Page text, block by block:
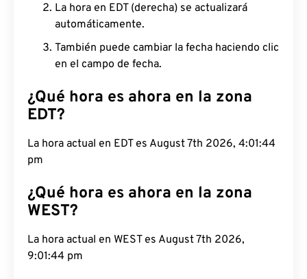
La hora en EDT (derecha) se actualizará
automáticamente.
También puede cambiar la fecha haciendo clic
en el campo de fecha.
¿Qué hora es ahora en la zona
EDT?
La hora actual en EDT es August 7th 2026, 4:01:45
pm
¿Qué hora es ahora en la zona
WEST?
La hora actual en WEST es August 7th 2026,
9:01:45 pm